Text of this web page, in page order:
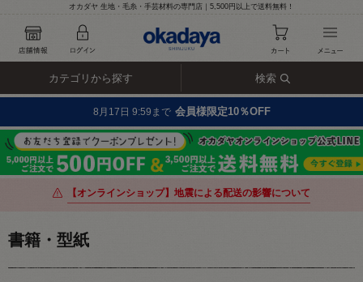
オカダヤ 生地・毛糸・手芸材料の専門店｜5,500円以上で送料無料！
カテゴリから探す 検索
8月17日 9:59まで 会員様限定10％OFF
【オンラインショップ】地震による配送の影響について
書籍・型紙